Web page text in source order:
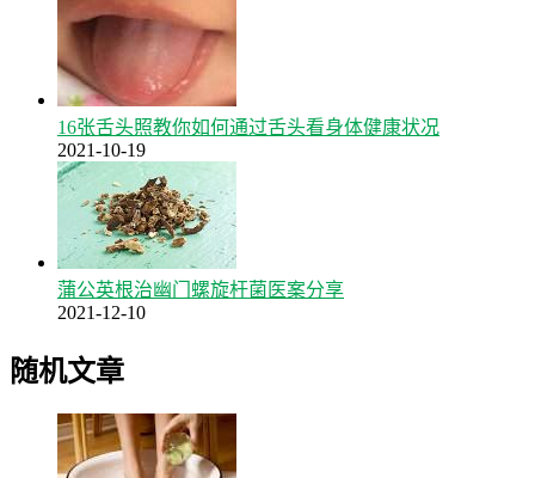
16张舌头照教你如何通过舌头看身体健康状况
2021-10-19
蒲公英根治幽门螺旋杆菌医案分享
2021-12-10
随机文章